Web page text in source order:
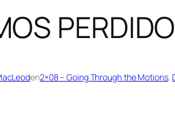
en2×08 – Going Through the Motions,